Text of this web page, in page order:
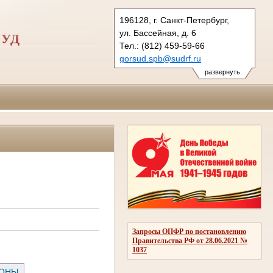
развернуть
196128, г. Санкт-Петербург,
ул. Бассейная, д. 6
Тел.: (812) 459-59-66
gorsud.spb@sudrf.ru
показать на карте
Запросы ОПФР по постановлению
Правительства РФ от 28.06.2021 №
1037